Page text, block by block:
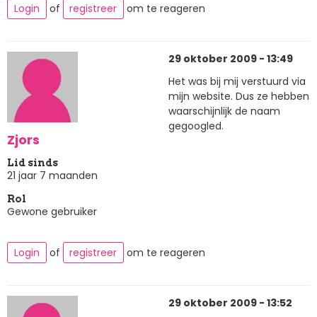
Login
of registreer om te reageren
Zjors
Lid sinds
21 jaar 7 maanden
Rol
Gewone gebruiker
29 oktober 2009 - 13:49
Het was bij mij verstuurd via
mijn website. Dus ze hebben
waarschijnlijk de naam
gegoogled.
Login of registreer om te reageren
29 oktober 2009 - 13:52